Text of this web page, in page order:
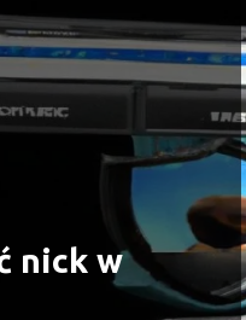
nick w